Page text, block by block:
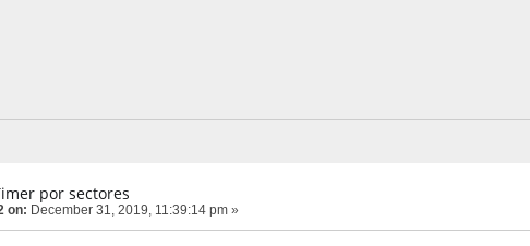
por sectores
on: December 31, 2019, 11:39:14 pm »